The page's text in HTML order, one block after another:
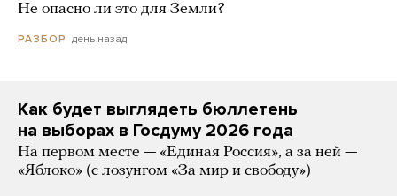
Не опасно ли это для Земли?
РАЗБОР день назад
Как будет выглядеть бюллетень
на выборах в Госдуму 2026 года
На первом месте — «Единая Россия», а за ней —
«Яблоко» (с лозунгом «За мир и свободу»)